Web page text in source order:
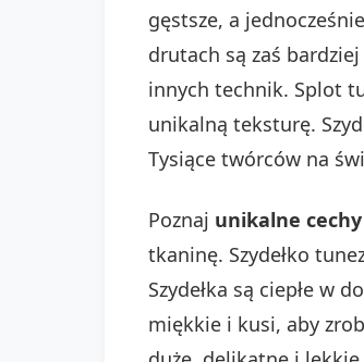
gęstsze, a
drutach są zaś bardziej
innych technik. Splot
unikalną teksturę.
Tysiące twórców na
Poznaj unikalne
tkaninę. Szydełko
Szydełka są ciepłe w
miękkie i kusi, aby